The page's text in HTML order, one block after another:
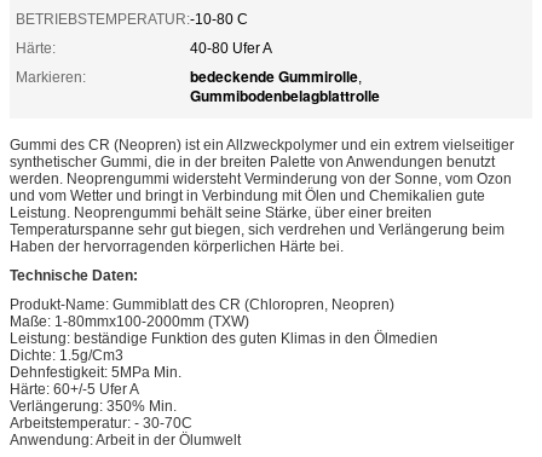
BETRIEBSTEMPERATUR:-10-80 C
Härte:
40-80 Ufer A
Markieren:
bedeckende Gummirolle,
Gummibodenbelagblattrolle
Gummi des CR (Neopren) ist ein Allzweckpolymer und ein extrem vielseitiger
synthetischer Gummi, die in der breiten Palette von Anwendungen benutzt
werden. Neoprengummi widersteht Verminderung von der Sonne, vom Ozon
und vom Wetter und bringt in Verbindung mit Ölen und Chemikalien gute
Leistung. Neoprengummi behält seine Stärke, über einer breiten
Temperaturspanne sehr gut biegen, sich verdrehen und Verlängerung beim
Haben der hervorragenden körperlichen Härte bei.
Technische Daten:
Produkt-Name: Gummiblatt des CR (Chloropren, Neopren)
Maße: 1-80mmx100-2000mm (TXW)
Leistung: beständige Funktion des guten Klimas in den Ölmedien
Dichte: 1.5g/Cm3
Dehnfestigkeit: 5MPa Min.
Härte: 60+/-5 Ufer A
Verlängerung: 350% Min.
Arbeitstemperatur: - 30-70C
Anwendung: Arbeit in der Ölumwelt